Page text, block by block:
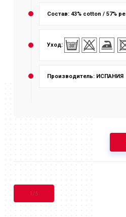
Состав: 43% cotton / 57%
Уход:
Производитель: ИСПАНИЯ
1 /5